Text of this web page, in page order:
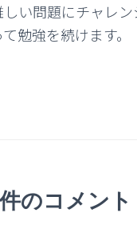
い問題にチャレン
勉強を続けます。
のコメント